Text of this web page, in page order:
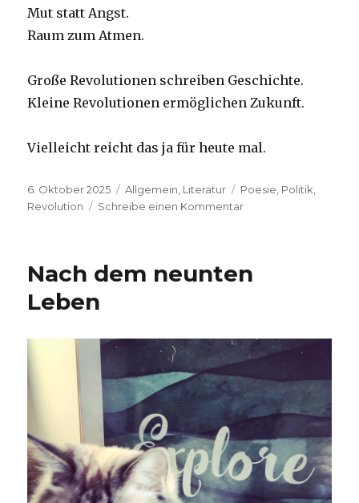
Mut statt Angst.
Raum zum Atmen.
Große Revolutionen schreiben Geschichte.
Kleine Revolutionen ermöglichen Zukunft.
Vielleicht reicht das ja für heute mal.
Veröffentlicht
am
6. Oktober 2025 Kategorien
Allgemein, Literatur Schlagwörter
Poesie, Politik,
Revolution
Schreibe einen Kommentarzu
Revolution
Nach dem neunten
Leben